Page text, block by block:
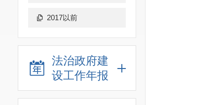
2017以前
法治政府建
设工作年报